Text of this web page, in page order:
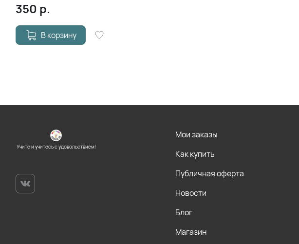
350 р.
В корзину
Учите и учитесь с удовольствием!
Мои заказы
Как купить
Публичная оферта
Новости
Блог
Магазин